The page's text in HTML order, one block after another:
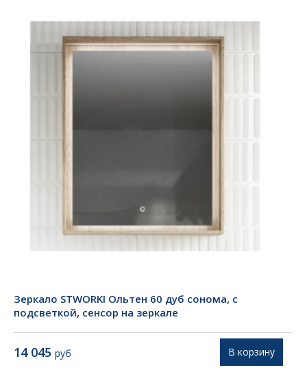
Зеркало STWORKI Ольтен 60 дуб сонома, с
подсветкой, сенсор на зеркале
14 045 руб В корзину